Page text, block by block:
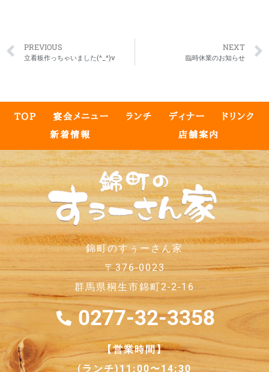
PREVIOUS
立看板作っちゃいました(^_^)v
NEXT
臨時休業のお知らせ
TOP 宴会メニュー ランチ ディナー
ドリンク
新着情報
店舗案内
錦町のすぅーさん家
〒376-0023
群馬県桐生市錦町2-2-16
0277-32-3358
【営業時間】
(ランチ)11:00〜14:30